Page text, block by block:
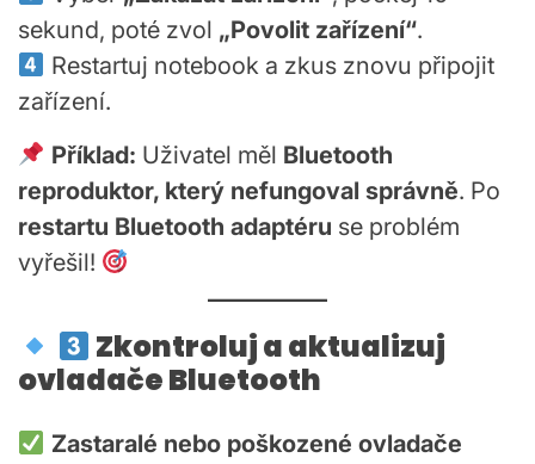
sekund, poté zvol „Povolit zařízení“.
Restartuj notebook a zkus znovu připojit
zařízení.
Příklad: Uživatel měl Bluetooth
reproduktor, který nefungoval správně. Po
restartu Bluetooth adaptéru se problém
vyřešil!
Zkontroluj a aktualizuj
ovladače Bluetooth
Zastaralé nebo poškozené ovladače